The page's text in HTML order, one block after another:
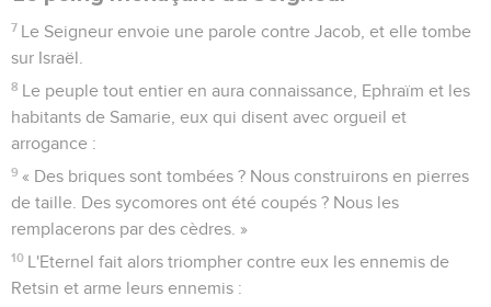
7 Le Seigneur envoie une parole contre Jacob, et elle tombe
sur Israël.
8 Le peuple tout entier en aura connaissance, Ephraïm et les
habitants de Samarie, eux qui disent avec orgueil et
arrogance :
9 « Des briques sont tombées ? Nous construirons en pierres
de taille. Des sycomores ont été coupés ? Nous les
remplacerons par des cèdres. »
10 L'Eternel fait alors triompher contre eux les ennemis de
Retsin et arme leurs ennemis :